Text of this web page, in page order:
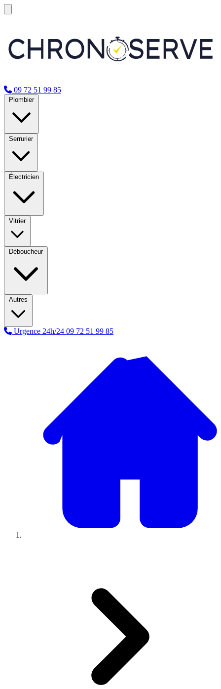
09 72 51 99 85
Plombier
Serrurier
Électricien
Vitrier
Déboucheur
Autres
Urgence 24h/24 09 72 51 99 85